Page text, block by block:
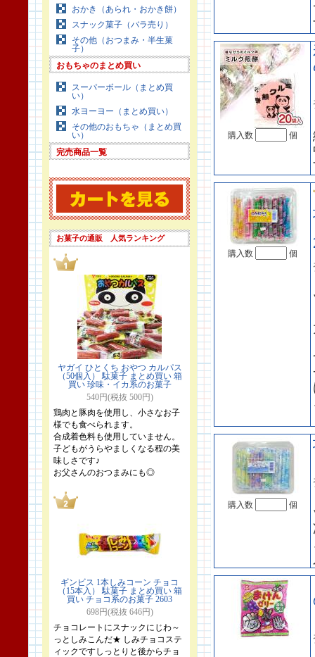
おかき（あられ・おかき餅）
スナック菓子（バラ売り）
その他（おつまみ・半生菓
子）
おもちゃのまとめ買い
スーパーボール（まとめ買
い）
水ヨーヨー（まとめ買い）
その他のおもちゃ（まとめ買
い）
完売商品一覧
お菓子の通販 人気ランキング
ヤガイ ひとくち おやつ カルパス
（50個入） 駄菓子 まとめ買い 箱
買い 珍味・イカ系のお菓子
540円(税抜 500円)
鶏肉と豚肉を使用し、小さなお子
様でも食べられます。
合成着色料も使用していません。
子どもがうらやましくなる程の美
味しさです♪
お父さんのおつまみにも◎
ギンビス 1本しみコーン チョコ
（15本入） 駄菓子 まとめ買い 箱
買い チョコ系のお菓子 2603
698円(税抜 646円)
チョコレートにスナックにじわ～
っとしみこんだ★ しみチョコステ
ィックですしっとりと後からチョ
購入数 個
購入数 個
購入数 個